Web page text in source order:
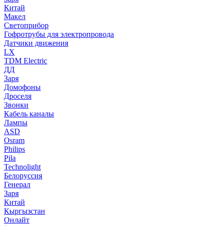
Китай
Макел
Светоприбор
Гофротрубы для электропровода
Датчики движения
LX
TDM Electric
ДД
Заря
Домофоны
Дроселя
Звонки
Кабель каналы
Лампы
ASD
Osram
Philips
Pila
Technolight
Белоруссия
Генерал
Заря
Китай
Кыргызстан
Онлайт